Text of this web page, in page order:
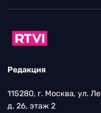
Редакция
115280, г. Москва, ул.
д. 26, этаж 2